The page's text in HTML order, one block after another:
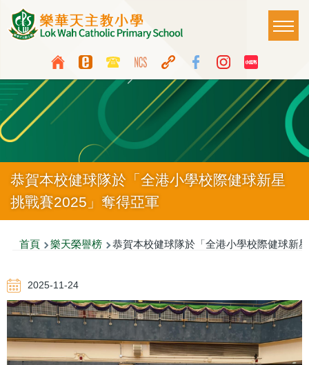
移至主內容
Top
Media
Icon
Button
Language
switcher
Main
恭賀本校健球隊於「全港小學校際健球新星
挑戰賽2025」奪得亞軍
導
連
結
首頁 樂天榮譽榜 恭賀本校健球隊於「全港小學校際健球新
2025-11-24